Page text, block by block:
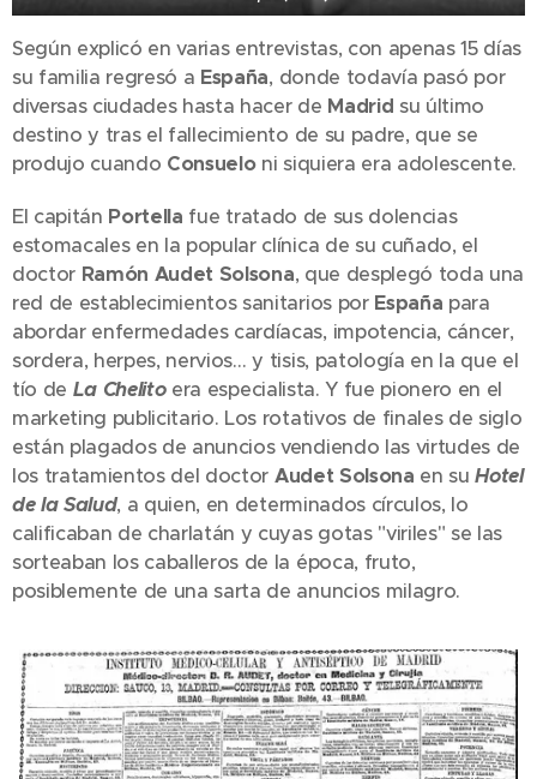
Según explicó en varias entrevistas, con apenas 15 días
su familia regresó a España, donde todavía pasó por
diversas ciudades hasta hacer de Madrid su último
destino y tras el fallecimiento de su padre, que se
produjo cuando Consuelo ni siquiera era adolescente.
El capitán Portella fue tratado de sus dolencias
estomacales en la popular clínica de su cuñado, el
doctor Ramón Audet Solsona, que desplegó toda una
red de establecimientos sanitarios por España para
abordar enfermedades cardíacas, impotencia, cáncer,
sordera, herpes, nervios… y tisis, patología en la que el
tío de La Chelito era especialista. Y fue pionero en el
marketing publicitario. Los rotativos de finales de siglo
están plagados de anuncios vendiendo las virtudes de
los tratamientos del doctor Audet Solsona en suHotel
de la Salud, a quien, en determinados círculos, lo
calificaban de charlatán y cuyas gotas "viriles" se las
sorteaban los caballeros de la época, fruto,
posiblemente de una sarta de anuncios milagro.